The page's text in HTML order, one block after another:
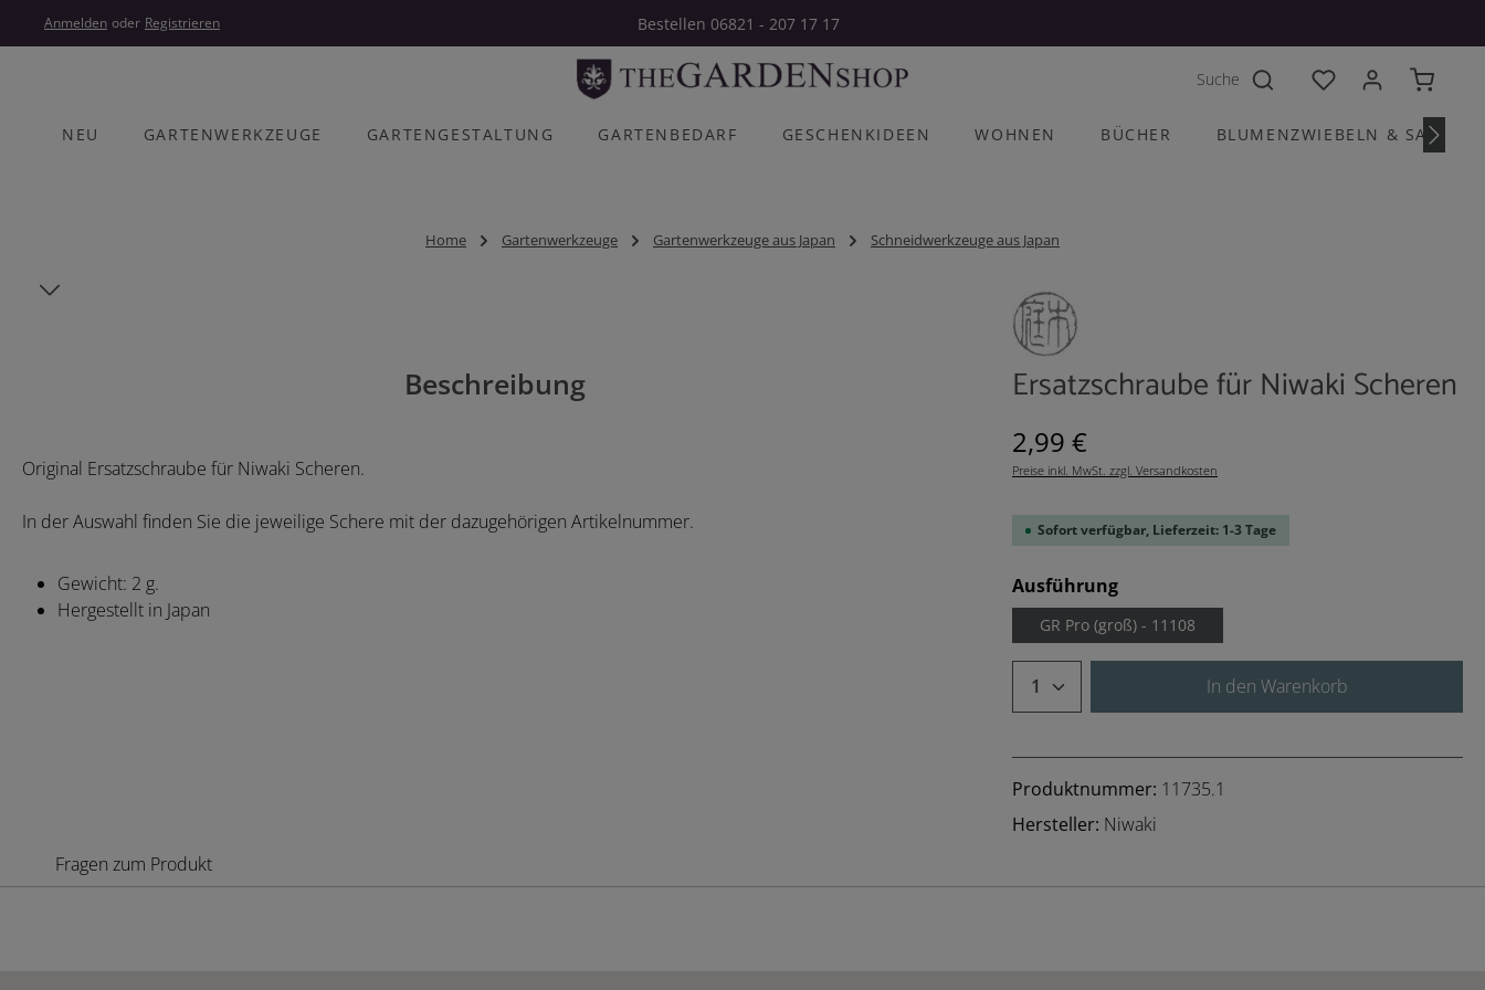
Hauptinhalt springen
Zur Hauptnavigation springen
Anmelden oder Registrieren Bestellen 06821 - 207 17 17
Du hast 0 Produkte
NEU GARTENWERKZEUGE GARTENGESTALTUNG GARTENBEDARF GESCHENKIDEEN WOHNEN BÜCHER BLUMENZWIEBELN &
Home Gartenwerkzeuge Gartenwerkzeuge aus Japan Schneidwerkzeuge aus Japan
Bildergalerie überspringen
Ersatzschraube für Niwaki Scheren
Regulärer Preis:
2,99 €
Preise inkl. MwSt. zzgl. Versandkosten
Sofort verfügbar, Lieferzeit: 1-3 Tage
Ausführungauswählen
GR Pro (groß) - 11108
Produkt Anzahl: Gib den
In den Warenkorb
Produktnummer: 11735.1
Hersteller: Niwaki
Beschreibung
Original Ersatzschraube für Niwaki Scheren.
In der Auswahl finden Sie die jeweilige Schere mit der dazugehörigen Artikelnummer.
Gewicht: 2 g.
Hergestellt in Japan
Fragen zum Produkt